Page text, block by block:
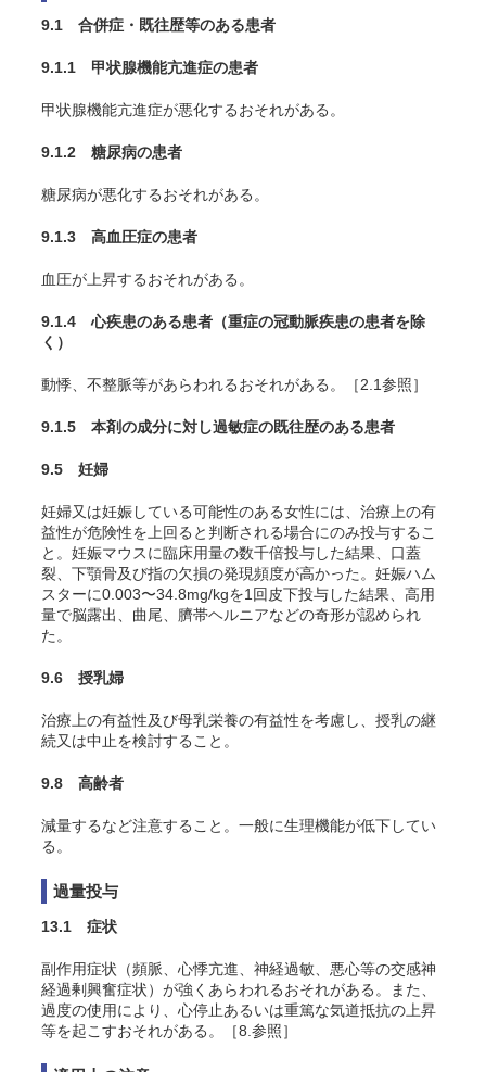
9.1 合併症・既往歴等のある患者
9.1.1 甲状腺機能亢進症の患者
甲状腺機能亢進症が悪化するおそれがある。
9.1.2 糖尿病の患者
糖尿病が悪化するおそれがある。
9.1.3 高血圧症の患者
血圧が上昇するおそれがある。
9.1.4 心疾患のある患者（重症の冠動脈疾患の患者を除
く）
動悸、不整脈等があらわれるおそれがある。［2.1参照］
9.1.5 本剤の成分に対し過敏症の既往歴のある患者
9.5 妊婦
妊婦又は妊娠している可能性のある女性には、治療上の有
益性が危険性を上回ると判断される場合にのみ投与するこ
と。妊娠マウスに臨床用量の数千倍投与した結果、口蓋
裂、下顎骨及び指の欠損の発現頻度が高かった。妊娠ハム
スターに0.003〜34.8mg/kgを1回皮下投与した結果、高用
量で脳露出、曲尾、臍帯ヘルニアなどの奇形が認められ
た 。
9.6 授乳婦
治療上の有益性及び母乳栄養の有益性を考慮し、授乳の継
続又は中止を検討すること。
9.8 高齢者
減量するなど注意すること。一般に生理機能が低下してい
る。
過量投与
13.1 症状
副作用症状（頻脈、心悸亢進、神経過敏、悪心等の交感神
経過剰興奮症状）が強くあらわれるおそれがある。また、
過度の使用により、心停止あるいは重篤な気道抵抗の上昇
等を起こすおそれがある。［8.参照］